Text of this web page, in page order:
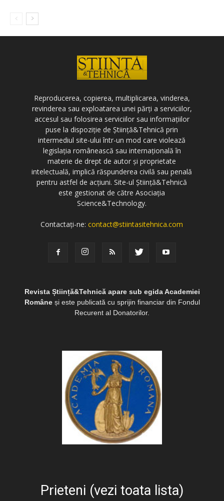
Reproducerea, copierea, multiplicarea, vinderea,
revinderea sau exploatarea unei părți a serviciilor,
accesul sau folosirea serviciilor sau informațiilor
puse la dispoziție de Știință&Tehnică prin
intermediul site-ului într-un mod care violează
legislația românească sau internațională în
materie de drept de autor și proprietate
intelectuală, implică răspunderea civilă sau penală
pentru astfel de acțiuni. Site-ul Știință&Tehnică
este gestionat de către Asociația
Science&Technology.
Contactați-ne:contact@stiintasitehnica.com
Revista Știință&Tehnică apare sub egida Academiei
Româneși este publicată cu sprijin financiar din Fondul
Recurent al Donatorilor.
Prieteni (vezi toata lista)